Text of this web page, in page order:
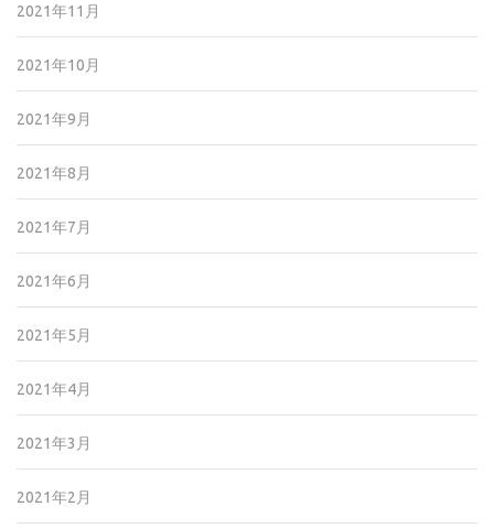
2021年11月
2021年10月
2021年9月
2021年8月
2021年7月
2021年6月
2021年5月
2021年4月
2021年3月
2021年2月